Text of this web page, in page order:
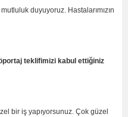
duyuyoruz. Hastalarımızın
teklifimizi kabul ettiğiniz
bir iş yapıyorsunuz. Çok güzel